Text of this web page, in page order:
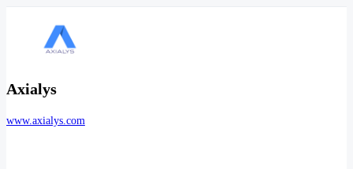
Axialys
www.axialys.com